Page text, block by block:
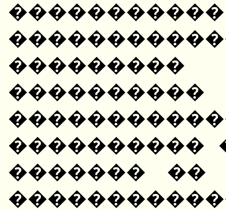
����������
����������
������� ��